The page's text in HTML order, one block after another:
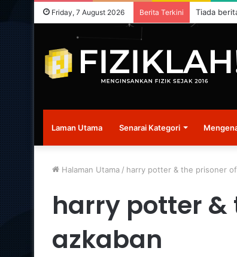
Friday, 7 August 2026 Berita Terkini Tiada
Laman Utama Senarai Kategori
Halaman Utama / harry potter & the prisoner
harry potter &
azkaban